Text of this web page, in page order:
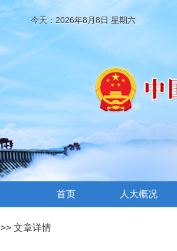
今天：2026年8月8日 星期六
首页 人大概况
>> 文章详情